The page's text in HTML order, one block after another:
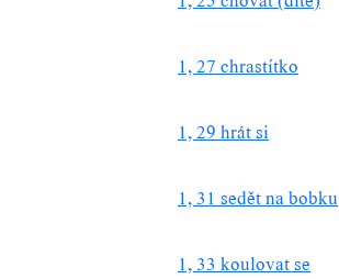
1, 27 chrastítko
1, 29 hrát si
1, 31 sedět na bobku
1, 33 koulovat se